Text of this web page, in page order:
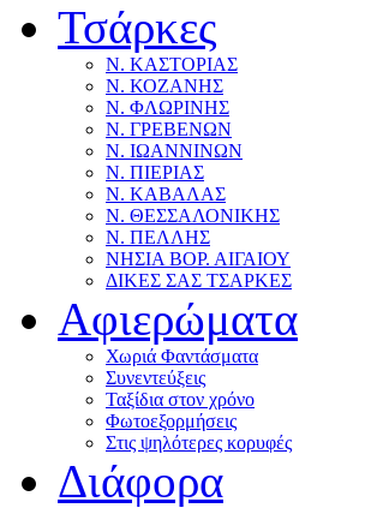
Τσάρκες
Ν. ΚΑΣΤΟΡΙΑΣ
Ν. ΚΟΖΑΝΗΣ
Ν. ΦΛΩΡΙΝΗΣ
Ν. ΓΡΕΒΕΝΩΝ
Ν. ΙΩΑΝΝΙΝΩΝ
Ν. ΠΙΕΡΙΑΣ
Ν. ΚΑΒΑΛΑΣ
Ν. ΘΕΣΣΑΛΟΝΙΚΗΣ
Ν. ΠΕΛΛΗΣ
ΝΗΣΙΑ ΒΟΡ. ΑΙΓΑΙΟΥ
ΔΙΚΕΣ ΣΑΣ ΤΣΑΡΚΕΣ
Αφιερώματα
Χωριά Φαντάσματα
Συνεντεύξεις
Ταξίδια στον χρόνο
Φωτοεξορμήσεις
Στις ψηλότερες κορυφές
Διάφορα